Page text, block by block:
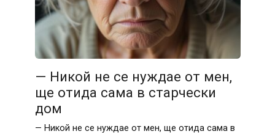
— Никой не се нуждае от мен,
ще отида сама в старчески
дом
— Никой не се нуждае от мен, ще отида сама в